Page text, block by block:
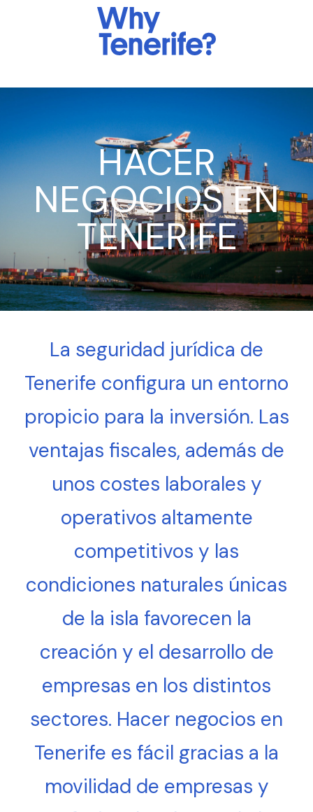
HACER
NEGOCIOS EN
TENERIFE
La seguridad jurídica de
Tenerife configura un entorno
propicio para la inversión. Las
ventajas fiscales, además de
unos costes laborales y
operativos altamente
competitivos y las
condiciones naturales únicas
de la isla favorecen la
creación y el desarrollo de
empresas en los distintos
sectores. Hacer negocios en
Tenerife es fácil gracias a la
movilidad de empresas y